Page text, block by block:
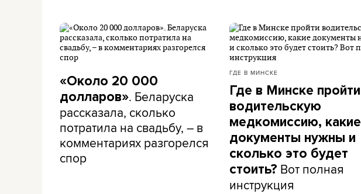
«Около 20 000
долларов». Беларуска
рассказала, сколько
потратила на свадьбу, – в
комментариях разгорелся
спор
ГДЕ В МИНСКЕ
Где в Минске пройти
водительскую
медкомиссию, какие
документы нужны и
сколько это будет
стоить? Вот полная
инструкция